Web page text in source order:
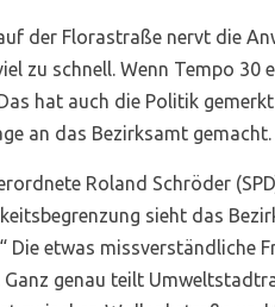
der Florastraße nervt die
zu schnell. Wenn Tempo
hat auch die Politik
an das Bezirksamt gemacht.
Roland Schröder
sieht das
Die etwas missverständliche
genau teilt